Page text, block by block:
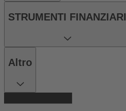
STRUMENTI FINANZIARI
Altro